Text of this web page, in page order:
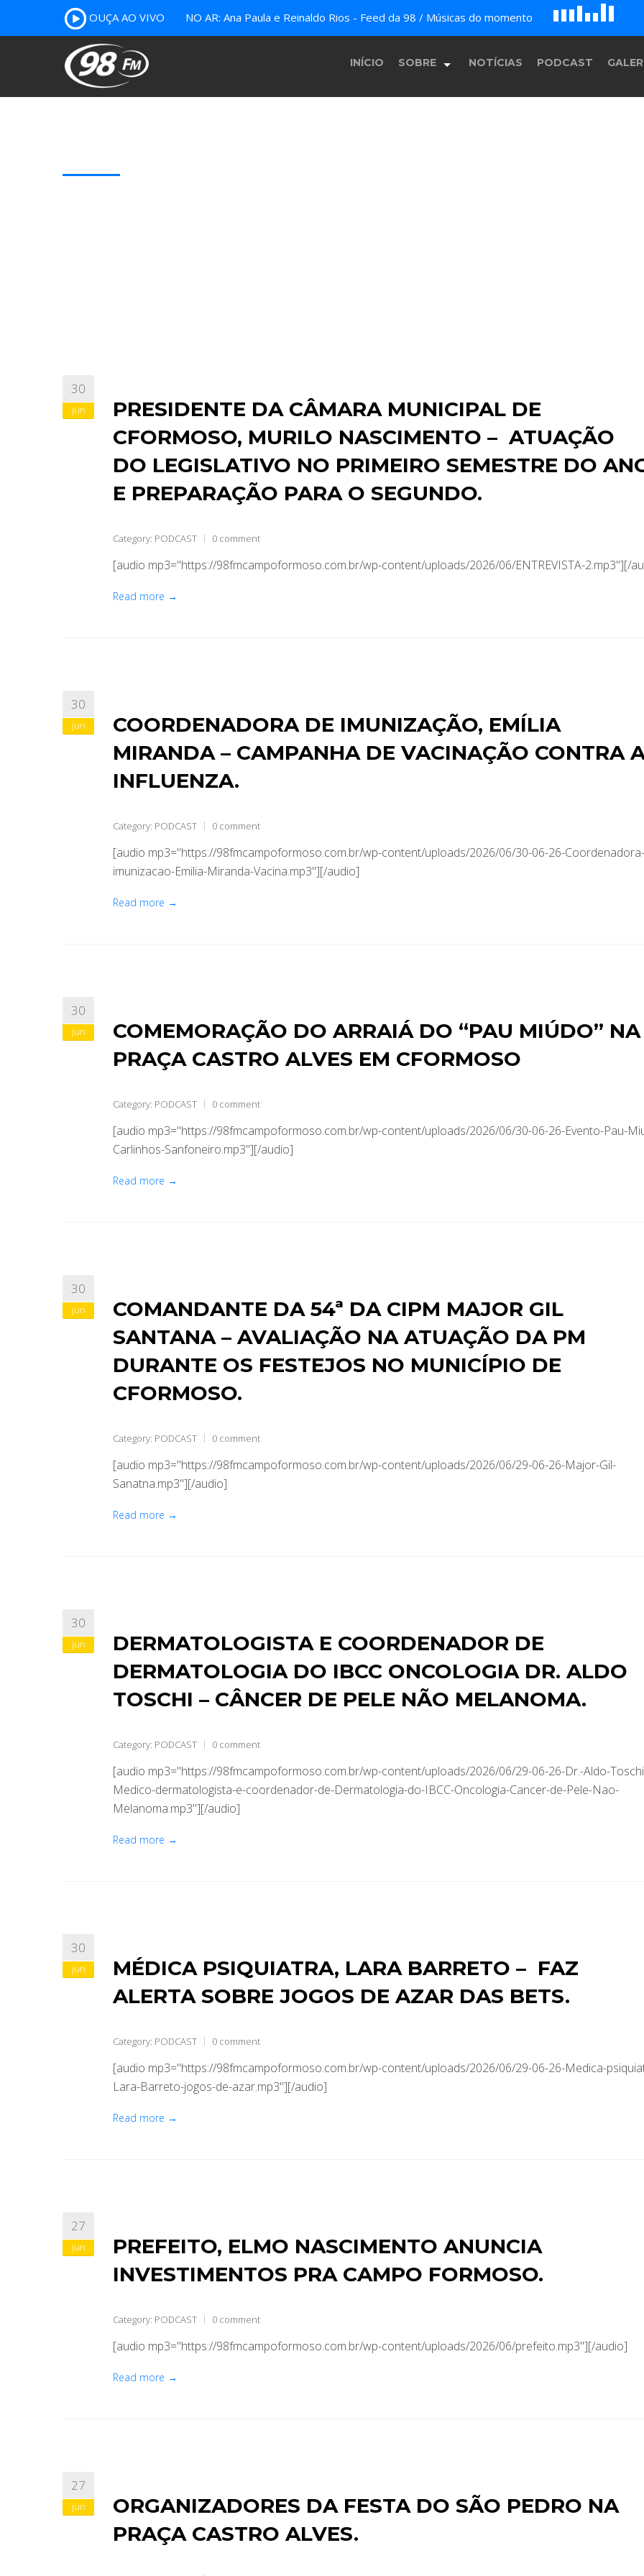
OUÇA AO VIVO NO AR: Ana Paula e Reinaldo Rios - Feed da 98 / Músicas do momento A
B c
D
E F G
H
INÍCIO SOBRE NOTÍCIAS PODCAST
30
jun
PRESIDENTE DA CÂMARA MUNICIPAL DE
CFORMOSO, MURILO NASCIMENTO – ATUAÇÃO
DO LEGISLATIVO NO PRIMEIRO SEMESTRE DO
E PREPARAÇÃO PARA O SEGUNDO.
Category: PODCAST 0 comment
[audio mp3="https://98fmcampoformoso.com.br/wp-content/uploads/2026/06/ENTREVISTA-2.mp3"][/
Read more →
30
jun
COORDENADORA DE IMUNIZAÇÃO, EMÍLIA
MIRANDA – CAMPANHA DE VACINAÇÃO CONTRA
INFLUENZA.
Category: PODCAST 0 comment
[audio mp3="https://98fmcampoformoso.com.br/wp-content/uploads/2026/06/30-06-26-
imunizacao-Emilia-Miranda-Vacina.mp3"][/audio]
Read more →
30
jun
COMEMORAÇÃO DO ARRAIÁ DO “PAU MIÚDO” NA
PRAÇA CASTRO ALVES EM CFORMOSO
Category: PODCAST 0 comment
[audio mp3="https://98fmcampoformoso.com.br/wp-content/uploads/2026/06/30-06-26-Evento-Pau-
Carlinhos-Sanfoneiro.mp3"][/audio]
Read more →
30
jun
COMANDANTE DA 54ª DA CIPM MAJOR GIL
SANTANA – AVALIAÇÃO NA ATUAÇÃO DA PM
DURANTE OS FESTEJOS NO MUNICÍPIO DE
CFORMOSO.
Category: PODCAST 0 comment
[audio mp3="https://98fmcampoformoso.com.br/wp-content/uploads/2026/06/29-06-26-Major-Gil-
Sanatna.mp3"][/audio]
Read more →
30
jun
DERMATOLOGISTA E COORDENADOR DE
DERMATOLOGIA DO IBCC ONCOLOGIA DR. ALDO
TOSCHI – CÂNCER DE PELE NÃO MELANOMA.
Category: PODCAST 0 comment
[audio mp3="https://98fmcampoformoso.com.br/wp-content/uploads/2026/06/29-06-26-Dr.-Aldo-
Medico-dermatologista-e-coordenador-de-Dermatologia-do-IBCC-Oncologia-Cancer-de-Pele-Nao-
Melanoma.mp3"][/audio]
Read more →
30
jun
MÉDICA PSIQUIATRA, LARA BARRETO – FAZ
ALERTA SOBRE JOGOS DE AZAR DAS BETS.
Category: PODCAST 0 comment
[audio mp3="https://98fmcampoformoso.com.br/wp-content/uploads/2026/06/29-06-26-Medica-
Lara-Barreto-jogos-de-azar.mp3"][/audio]
Read more →
27
jun
PREFEITO, ELMO NASCIMENTO ANUNCIA
INVESTIMENTOS PRA CAMPO FORMOSO.
Category: PODCAST 0 comment
[audio mp3="https://98fmcampoformoso.com.br/wp-content/uploads/2026/06/prefeito.mp3"][/audio]
Read more →
27
jun
ORGANIZADORES DA FESTA DO SÃO PEDRO NA
PRAÇA CASTRO ALVES.